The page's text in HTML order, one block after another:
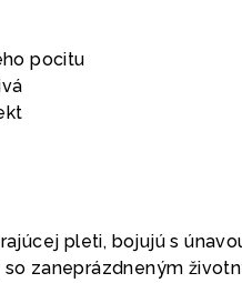
pocitu
pleti, bojujú s
zaneprázdneným